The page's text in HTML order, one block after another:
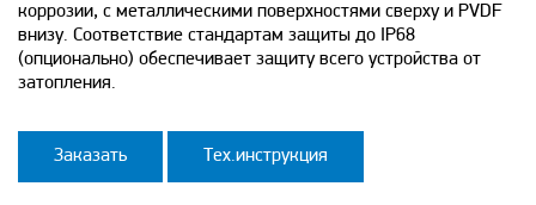
коррозии, с металлическими поверхностями сверху и PVDF
внизу. Соответствие стандартам защиты до IP68
(опционально) обеспечивает защиту всего устройства от
затопления.
Заказать Тех.инструкция